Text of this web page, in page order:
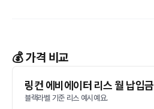
💰 가격 비교
링컨 에비에이터 리스 월 납입금
블랙라벨 기준 리스 예시예요.